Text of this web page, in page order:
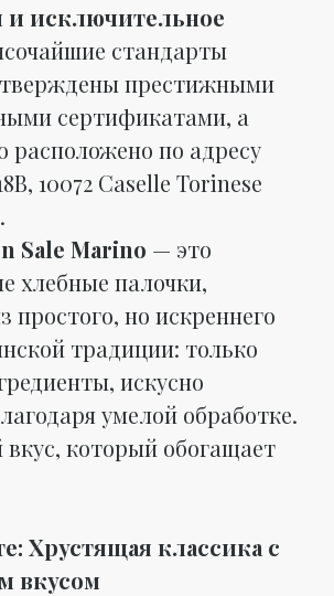
исключительное
стандарты
престижными
сертификатами, а
расположено по адресу
10072 Caselle Torinese
Sale Marino — это
хлебные палочки,
простого, но искреннего
традиции: только
искусно
умелой обработке.
который обогащает
Хрустящая классика с
вкусом